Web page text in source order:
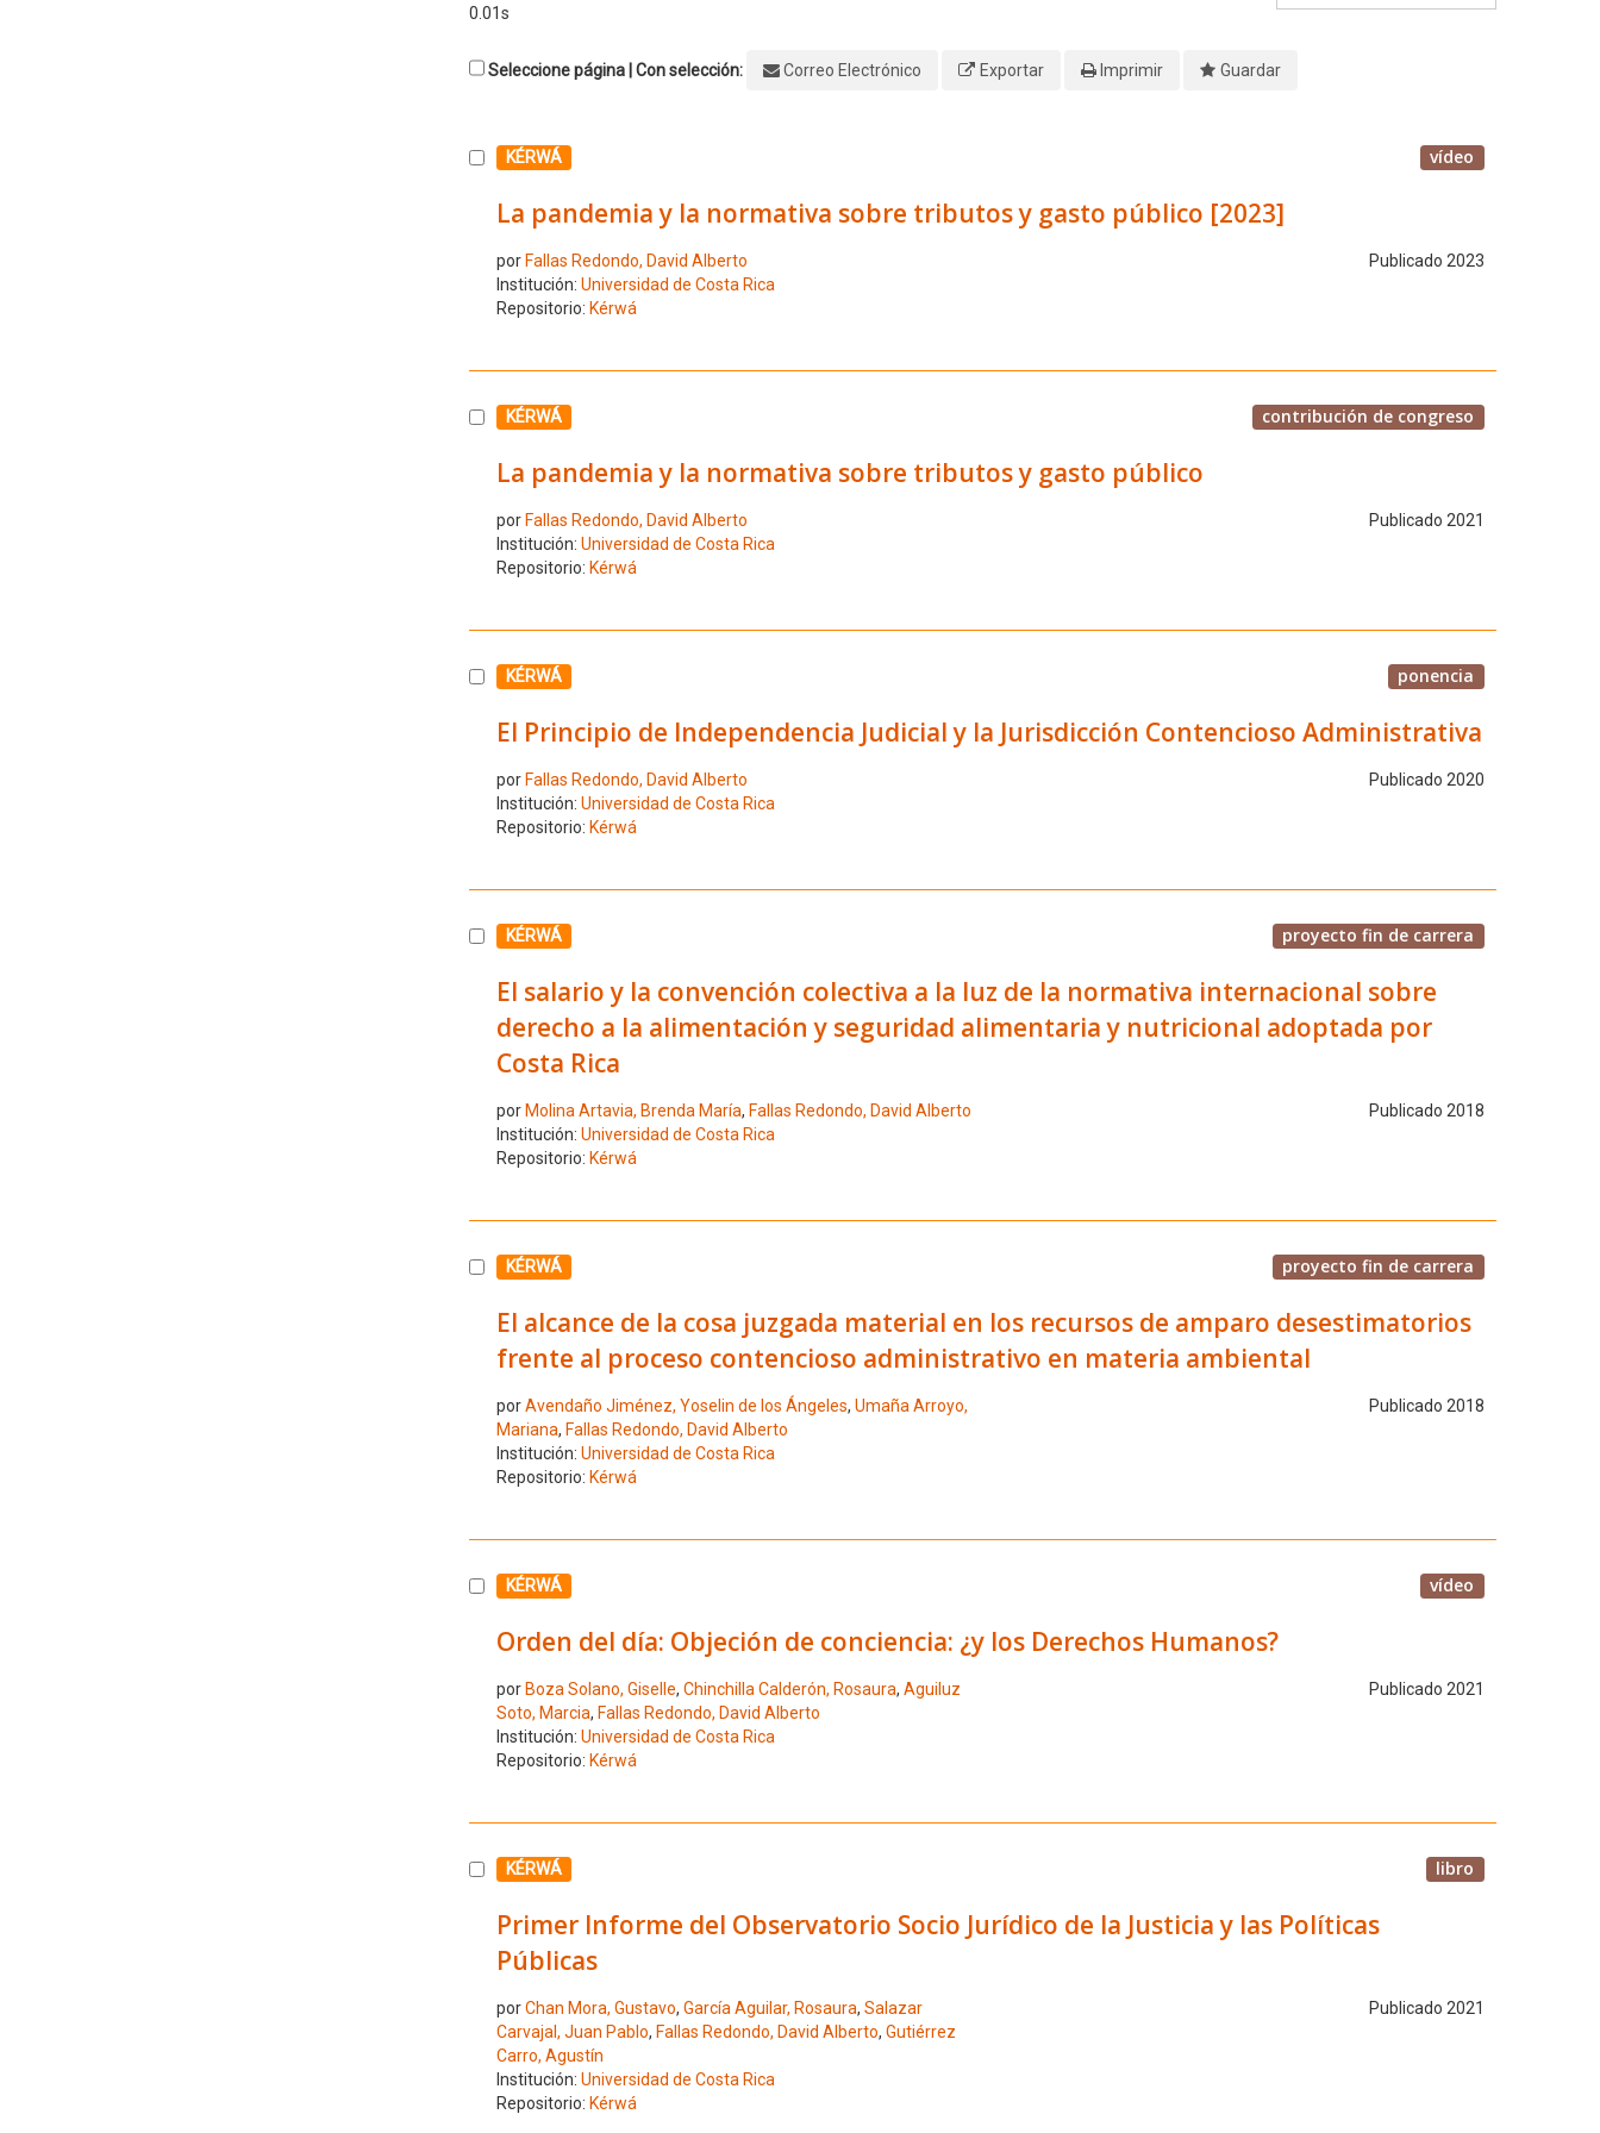
0.01s
Seleccione página | Con selección: Correo Electrónico Exportar Imprimir Guardar
Seleccione el número de resultado 1
KÉRWÁ vídeo
La pandemia y la normativa sobre tributos y gasto público [2023]
por Fallas Redondo, David Alberto
Publicado 2023
Institución: Universidad de Costa Rica
Repositorio: Kérwá
Seleccione el número de resultado 2
KÉRWÁ contribución de congreso
La pandemia y la normativa sobre tributos y gasto público
por Fallas Redondo, David Alberto
Publicado 2021
Institución: Universidad de Costa Rica
Repositorio: Kérwá
Seleccione el número de resultado 3
KÉRWÁ ponencia
El Principio de Independencia Judicial y la Jurisdicción Contencioso Administrativa
por Fallas Redondo, David Alberto
Publicado 2020
Institución: Universidad de Costa Rica
Repositorio: Kérwá
Seleccione el número de resultado 4
KÉRWÁ proyecto fin de carrera
El salario y la convención colectiva a la luz de la normativa internacional sobre
derecho a la alimentación y seguridad alimentaria y nutricional adoptada por
Costa Rica
por Molina Artavia, Brenda María, Fallas Redondo, David Alberto
Publicado 2018
Institución: Universidad de Costa Rica
Repositorio: Kérwá
Seleccione el número de resultado 5
KÉRWÁ proyecto fin de carrera
El alcance de la cosa juzgada material en los recursos de amparo desestimatorios
frente al proceso contencioso administrativo en materia ambiental
porAvendaño Jiménez, Yoselin de los Ángeles, Umaña Arroyo,
Mariana, Fallas Redondo, David Alberto
Publicado 2018
Institución: Universidad de Costa Rica
Repositorio: Kérwá
Seleccione el número de resultado 6
KÉRWÁ vídeo
Orden del día: Objeción de conciencia: ¿y los Derechos Humanos?
por Boza Solano, Giselle, Chinchilla Calderón, Rosaura, Aguiluz
Soto, Marcia, Fallas Redondo, David Alberto
Publicado 2021
Institución: Universidad de Costa Rica
Repositorio: Kérwá
Seleccione el número de resultado 7
KÉRWÁ libro
Primer Informe del Observatorio Socio Jurídico de la Justicia y las Políticas
Públicas
porChan Mora, Gustavo, García Aguilar, Rosaura, Salazar
Carvajal, Juan Pablo, Fallas Redondo, David Alberto, Gutiérrez
Carro, Agustín
Publicado 2021
Institución: Universidad de Costa Rica
Repositorio: Kérwá